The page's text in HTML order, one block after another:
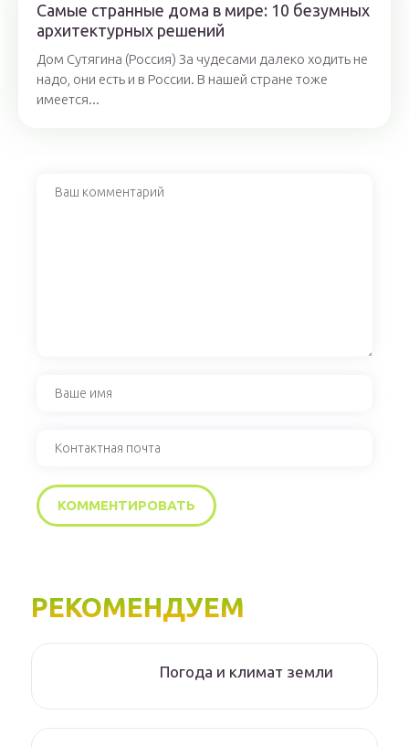
Самые странные дома в мире: 10 безумных
архитектурных решений
Дом Сутягина (Россия) За чудесами далеко ходить не
надо, они есть и в России. В нашей стране тоже
имеется...
РЕКОМЕНДУЕМ
Погода и климат земли